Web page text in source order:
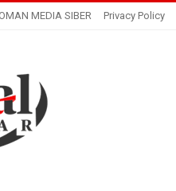
MEDIA SIBER Privacy Policy